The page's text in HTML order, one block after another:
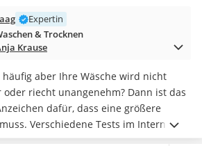
Expertin
& Trocknen
Krause
aber Ihre Wäsche wird nicht
riecht unangenehm? Dann ist das
dafür, dass eine größere
Verschiedene Tests im Internet
Haushalte 9-kg-